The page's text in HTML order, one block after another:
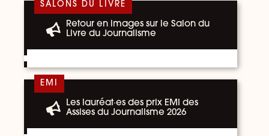
SALONS DU LIVRE
Retour en images sur le Salon du
Livre du Journalisme
EMI
Les lauréat·es des prix EMI des
Assises du Journalisme 2026